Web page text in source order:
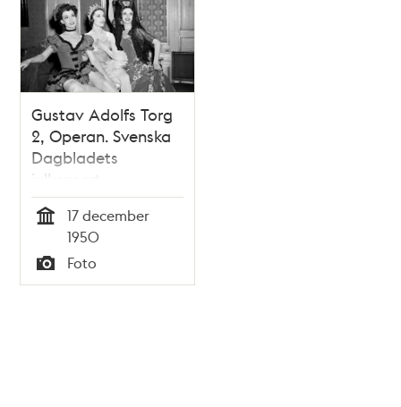
Gustav Adolfs Torg
2, Operan. Svenska
Dagbladets
julkonsert.
Medlemmar i
operabaletten Gun
Skogberg, Ellen
Rasch och Elsa-
Marianne Von Rosen
17 december
1950
Typ
Foto